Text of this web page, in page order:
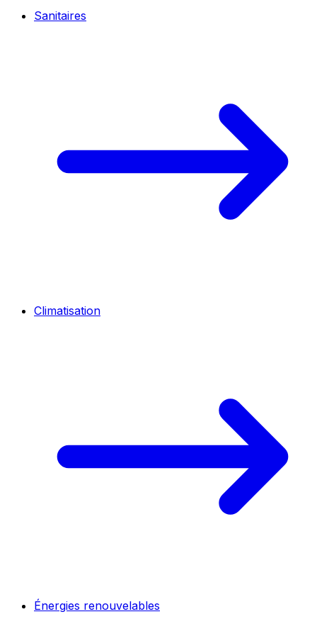
Sanitaires
Climatisation
Énergies renouvelables